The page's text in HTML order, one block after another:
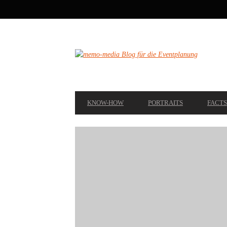
NAVIGATION
NAVIGATION
KNOW-HOW PORTRAITS FACTS